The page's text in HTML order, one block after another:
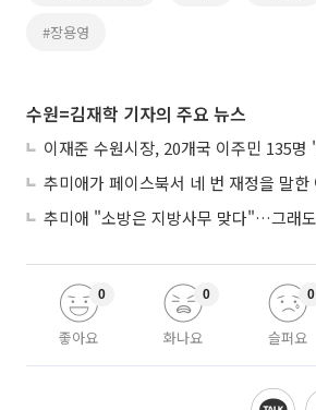
#장용영
수원=김재학 기자의 주요 뉴스
좋아요
0
화나요
0
슬퍼요
0